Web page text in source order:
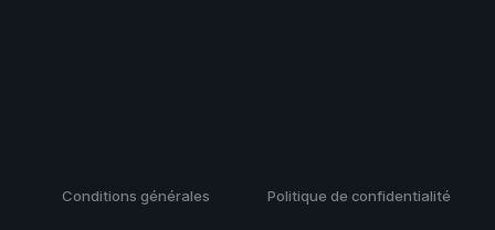
Conditions générales Politique de confidentialité